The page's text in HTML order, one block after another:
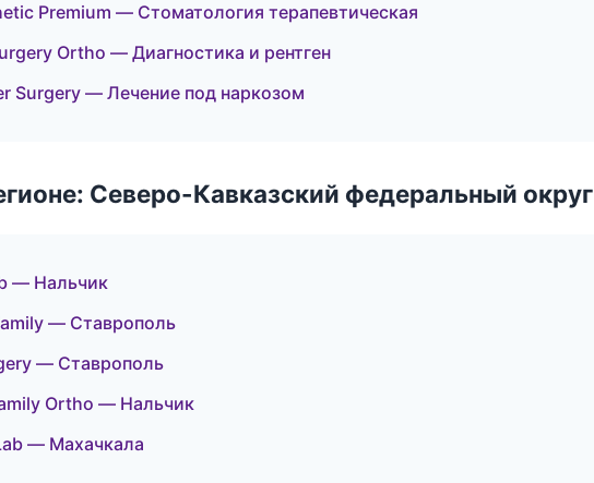
Premium — Стоматология терапевтическая
Ortho — Диагностика и рентген
Surgery — Лечение под наркозом
Северо-Кавказский федеральный округ
— Нальчик
— Ставрополь
— Ставрополь
Ortho — Нальчик
— Махачкала